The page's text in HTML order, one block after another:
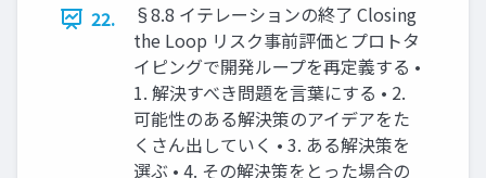
22.
§8.8 イテレーションの終了 Closing
the Loop リスク事前評価とプロトタ
イピングで開発ループを再定義する •
1. 解決すべき問題を言葉にする • 2.
可能性のある解決策のアイデアをた
くさん出していく • 3. ある解決策を
選ぶ • 4. その解決策をとった場合の